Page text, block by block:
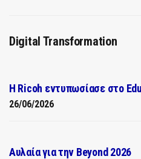
Digital Transformation
Η Ricoh εντυπωσίασε στο
26/06/2026
Αυλαία για την Beyond 2026